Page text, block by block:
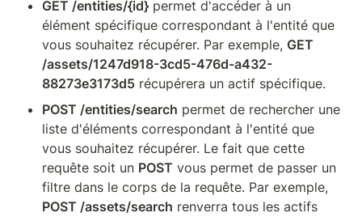
GET /entities/{id} permet d'accéder à un
élément spécifique correspondant à l'entité que
vous souhaitez récupérer. Par exemple, GET
/assets/1247d918-3cd5-476d-a432-
88273e3173d5 récupérera un actif spécifique.
POST /entities/search permet de rechercher une
liste d'éléments correspondant à l'entité que
vous souhaitez récupérer. Le fait que cette
requête soit un POST vous permet de passer un
POST /assets/search renverra tous les actifs